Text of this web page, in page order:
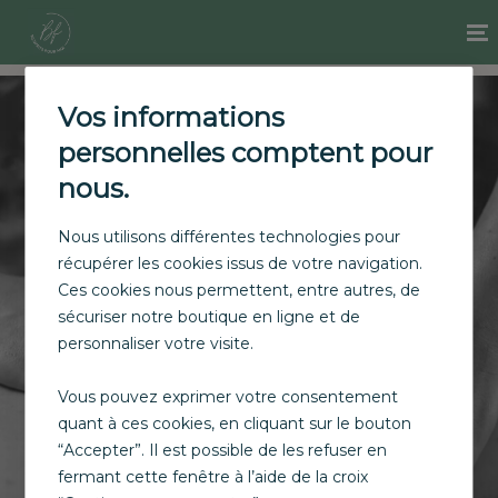
Bienfaits pour moi
Institut de bien-être à Marseille
Prendre RDV
Vos informations
personnelles comptent pour
nous.
Nous utilisons différentes technologies pour
récupérer les cookies issus de votre navigation.
Ces cookies nous permettent, entre autres, de
sécuriser notre boutique en ligne et de
personnaliser votre visite.
Vous pouvez exprimer votre consentement
quant à ces cookies, en cliquant sur le bouton
“Accepter”. Il est possible de les refuser en
fermant cette fenêtre à l’aide de la croix